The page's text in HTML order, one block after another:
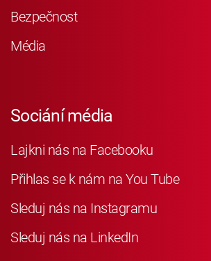
Bezpečnost
Média
Sociání média
Lajkni nás na Facebooku
Přihlas se k nám na You Tube
Sleduj nás na Instagramu
Sleduj nás na LinkedIn